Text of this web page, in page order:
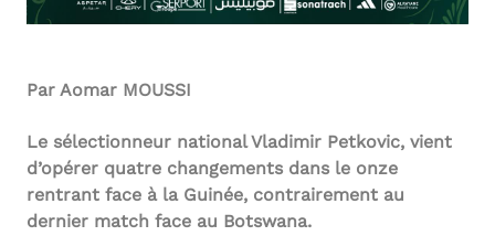
Par Aomar MOUSSI
Le sélectionneur national Vladimir Petkovic, vient
d’opérer quatre changements dans le onze
rentrant face à la Guinée, contrairement au
dernier match face au Botswana.